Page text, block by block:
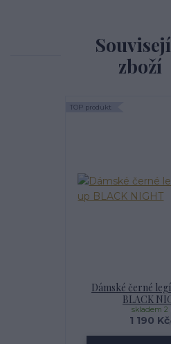
zboží
TOP produkt
Dámské černé
BLACK
1 190 Kč
skladem 2